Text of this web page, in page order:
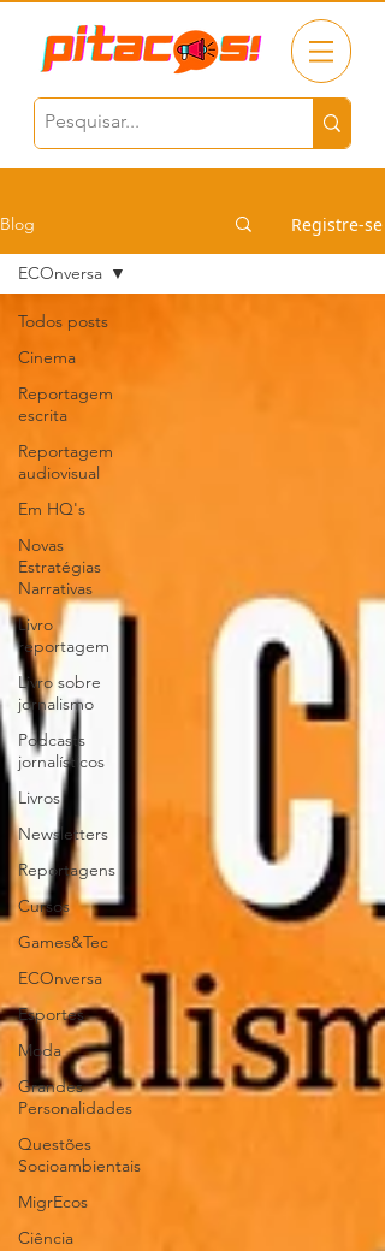
Blog Registre-se
Todos posts
Cinema
Reportagem
escrita
Reportagem
audiovisual
Em HQ's
Novas
Estratégias
Narrativas
Livro
reportagem
Livro sobre
jornalismo
Podcasts
jornalísticos
Livros
Newsletters
Reportagens
Cursos
Games&Tec
ECOnversa
Esportes
Moda
Grandes
Personalidades
Questões
Socioambientais
MigrEcos
Ciência
ECOnversa